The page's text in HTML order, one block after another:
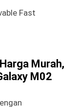
Fast
Murah,
M02